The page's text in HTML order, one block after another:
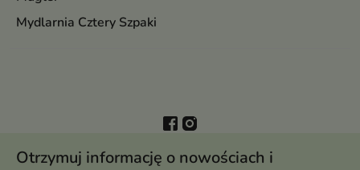
Mydlarnia Cztery Szpaki
Otrzymuj informację o nowościach i